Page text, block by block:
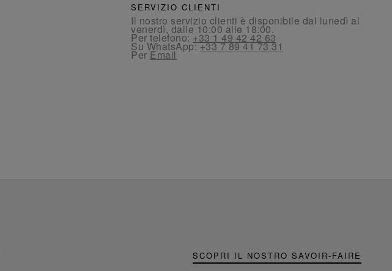
SERVIZIO CLIENTI
Il nostro servizio clienti è disponibile dal lunedì al
venerdì, dalle 10:00 alle 18:00.
Per telefono:+33 1 49 42 42 63
Su WhatsApp:+33 7 89 41 73 31
PerEmail
SCOPRI IL NOSTRO SAVOIR-FAIRE